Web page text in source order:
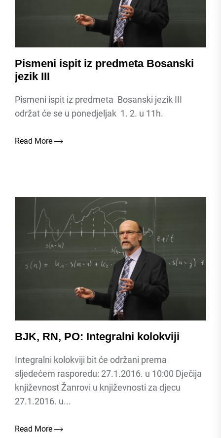
Pismeni ispit iz predmeta Bosanski
jezik III
Pismeni ispit iz predmeta Bosanski jezik III
održat će se u ponedjeljak 1. 2. u 11h.
Read More
BJK, RN, PO: Integralni kolokviji
Integralni kolokviji bit će održani prema
sljedećem rasporedu: 27.1.2016. u 10:00 Dječija
književnost Žanrovi u književnosti za djecu
27.1.2016. u...
Read More